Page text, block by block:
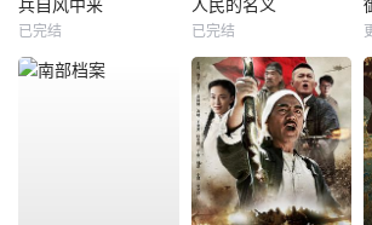
兵自风中来
已完结
人民的名义
已完结